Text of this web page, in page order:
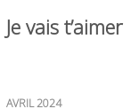
Je vais t’aimer
AVRIL 2024